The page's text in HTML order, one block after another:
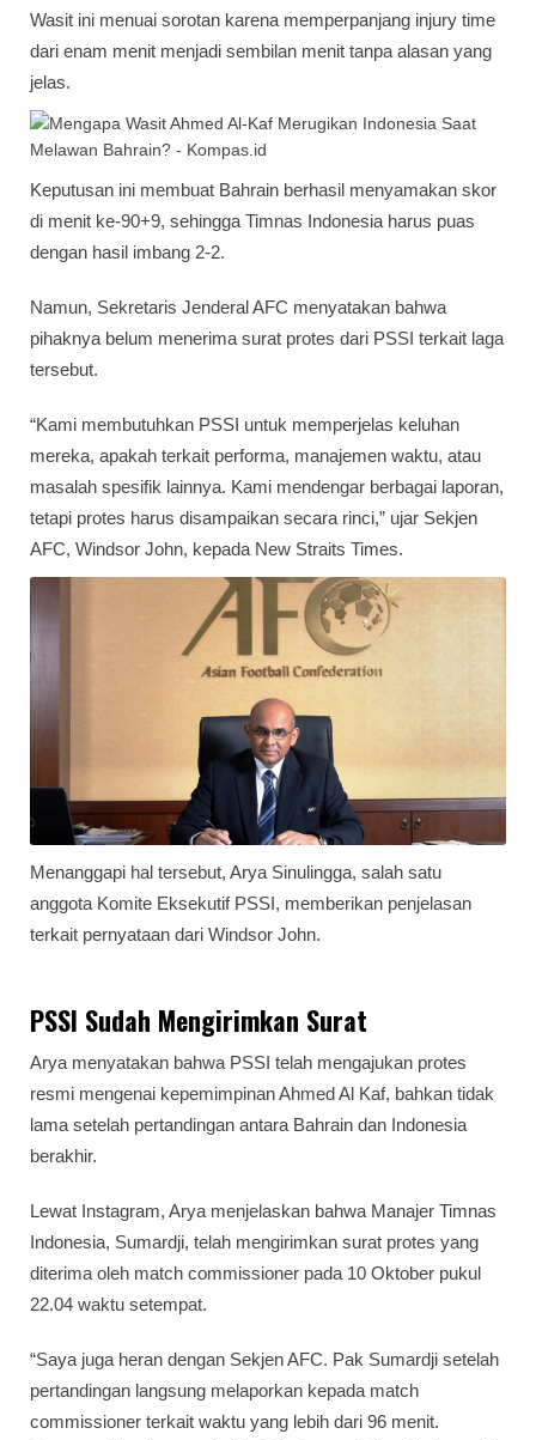
Wasit ini menuai sorotan karena memperpanjang injury time
dari enam menit menjadi sembilan menit tanpa alasan yang
jelas.
Keputusan ini membuat Bahrain berhasil menyamakan skor
di menit ke-90+9, sehingga Timnas Indonesia harus puas
dengan hasil imbang 2-2.
Namun, Sekretaris Jenderal AFC menyatakan bahwa
pihaknya belum menerima surat protes dari PSSI terkait laga
tersebut.
“Kami membutuhkan PSSI untuk memperjelas keluhan
mereka, apakah terkait performa, manajemen waktu, atau
masalah spesifik lainnya. Kami mendengar berbagai laporan,
tetapi protes harus disampaikan secara rinci,” ujar Sekjen
AFC, Windsor John, kepada New Straits Times.
Menanggapi hal tersebut, Arya Sinulingga, salah satu
anggota Komite Eksekutif PSSI, memberikan penjelasan
terkait pernyataan dari Windsor John.
PSSI Sudah Mengirimkan Surat
Arya menyatakan bahwa PSSI telah mengajukan protes
resmi mengenai kepemimpinan Ahmed Al Kaf, bahkan tidak
lama setelah pertandingan antara Bahrain dan Indonesia
berakhir.
Lewat Instagram, Arya menjelaskan bahwa Manajer Timnas
Indonesia, Sumardji, telah mengirimkan surat protes yang
diterima oleh match commissioner pada 10 Oktober pukul
22.04 waktu setempat.
“Saya juga heran dengan Sekjen AFC. Pak Sumardji setelah
pertandingan langsung melaporkan kepada match
commissioner terkait waktu yang lebih dari 96 menit.